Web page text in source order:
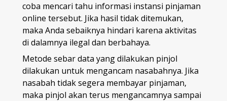
coba mencari tahu informasi instansi pinjaman
online tersebut. Jika hasil tidak ditemukan,
maka Anda sebaiknya hindari karena aktivitas
di dalamnya ilegal dan berbahaya.
Metode sebar data yang dilakukan pinjol
dilakukan untuk mengancam nasabahnya. Jika
nasabah tidak segera membayar pinjaman,
maka pinjol akan terus mengancamnya sampai